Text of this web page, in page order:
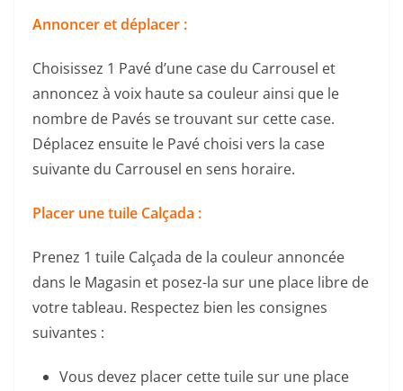
Annoncer et déplacer :
Choisissez 1 Pavé d’une case du Carrousel et
annoncez à voix haute sa couleur ainsi que le
nombre de Pavés se trouvant sur cette case.
Déplacez ensuite le Pavé choisi vers la case
suivante du Carrousel en sens horaire.
Placer une tuile Calçada :
Prenez 1 tuile Calçada de la couleur annoncée
dans le Magasin et posez-la sur une place libre de
votre tableau. Respectez bien les consignes
suivantes :
Vous devez placer cette tuile sur une place